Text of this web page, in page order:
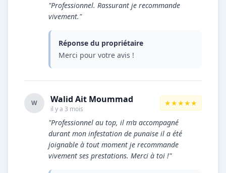
"Professionnel. Rassurant je recommande
vivement."
Réponse du propriétaire
Merci pour votre avis !
W Walid Ait Moummad
il y a 3 mois
★★★★★
"Professionnel au top, il m’a accompagné
durant mon infestation de punaise il a été
joignable à tout moment je recommande
vivement ses prestations. Merci à toi !"